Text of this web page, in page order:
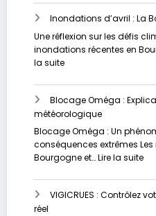
Inondations d’avril : La
Une réflexion sur les défis
inondations récentes en
la suite:
d’avril
:
La
Bourgogne
en
alerte
Blocage Oméga :
météorologique
Blocage Oméga : Un
conséquences extrêmes
Bourgogne et…Lire la suite:
:
VIGICRUES : Contrôlez
réel